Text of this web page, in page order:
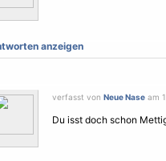
anzeigen
verfasst von Neue Nase am
Du isst doch schon